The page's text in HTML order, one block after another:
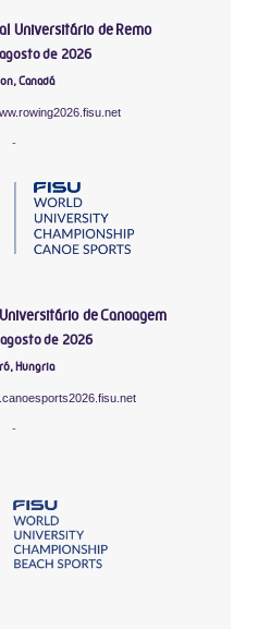
Universitário de Remo
de 2026
Canadá
-
de Canoagem
de 2026
Hungria
-